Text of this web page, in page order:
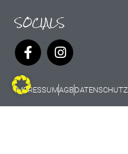
SOCIALS
IMPRESSUMAGBDATENSCHUTZ